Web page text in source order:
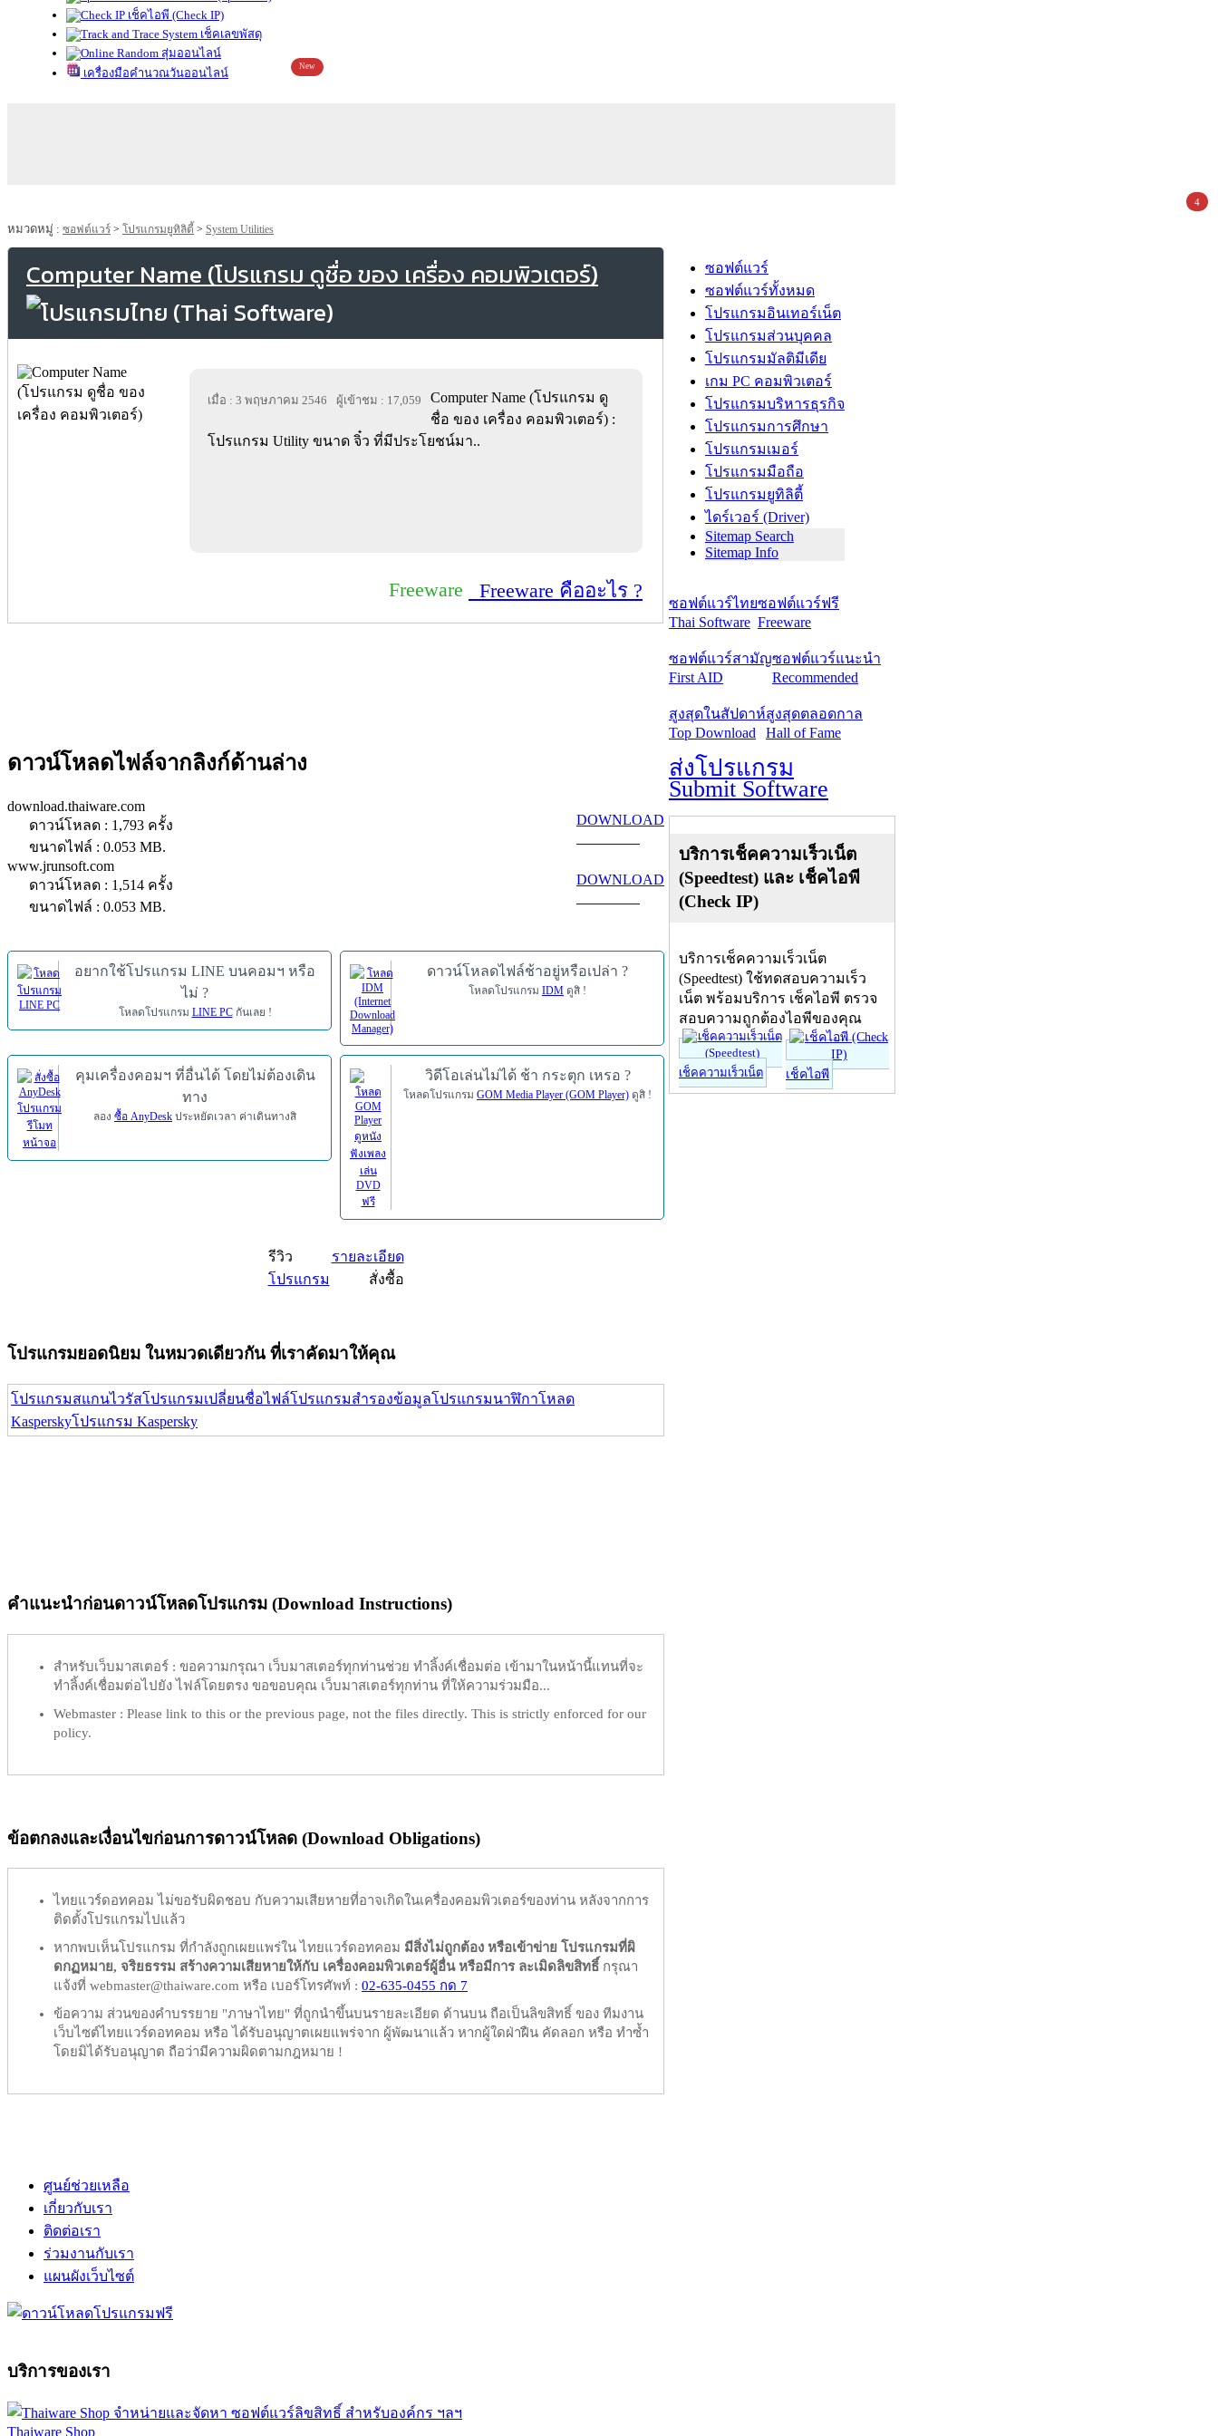
เช็คไอพี (Check IP)
เช็คเลขพัสดุ
สุ่มออนไลน์
เครื่องมือคำนวณวันออนไลน์
New
หมวดหมู่ : ซอฟต์แวร์ > โปรแกรมยูทิลิตี้ > System Utilities
Computer Name (โปรแกรม ดูชื่อ ของ เครื่อง คอมพิวเตอร์)
เมื่อ : 3 พฤษภาคม 2546 ผู้เข้าชม : 17,059
Computer Name (โปรแกรม ดู
ชื่อ ของ เครื่อง คอมพิวเตอร์) :
โปรแกรม Utility ขนาด จิ๋ว ที่มีประโยชน์มา..
Freeware Freeware คืออะไร ?
ดาวน์โหลดไฟล์จากลิงก์ด้านล่าง
download.thaiware.com
ดาวน์โหลด : 1,793 ครั้ง
ขนาดไฟล์ : 0.053 MB.
DOWNLOAD
www.jrunsoft.com
ดาวน์โหลด : 1,514 ครั้ง
ขนาดไฟล์ : 0.053 MB.
DOWNLOAD
อยากใช้โปรแกรม LINE บนคอมฯ หรือ
ไม่ ?
โหลดโปรแกรม LINE PCกันเลย !
ดาวน์โหลดไฟล์ช้าอยู่หรือเปล่า ?
โหลดโปรแกรม IDM ดูสิ !
คุมเครื่องคอมฯ ที่อื่นได้ โดยไม่ต้องเดิน
ทาง
ลอง ซื้อ AnyDesk ประหยัดเวลา ค่าเดินทางสิ
วิดีโอเล่นไม่ได้ ช้า กระตุก เหรอ ?
โหลดโปรแกรม GOM Media Player (GOM Player) ดูสิ !
รีวิว
รายละเอียด
โปรแกรม
สั่งซื้อ
โปรแกรมยอดนิยม ในหมวดเดียวกัน ที่เราคัดมาให้คุณ
โปรแกรมสแกนไวรัสโปรแกรมเปลี่ยนชื่อไฟล์โปรแกรมสำรองข้อมูลโปรแกรมนาฬิกาโหลด
Kasperskyโปรแกรม Kaspersky
คำแนะนำก่อนดาวน์โหลดโปรแกรม (Download Instructions)
สำหรับเว็บมาสเตอร์ : ขอความกรุณา เว็บมาสเตอร์ทุกท่านช่วย ทำลิ้งค์เชื่อมต่อ เข้ามาในหน้านี้แทนที่จะ
ทำลิ้งค์เชื่อมต่อไปยัง ไฟล์โดยตรง ขอขอบคุณ เว็บมาสเตอร์ทุกท่าน ที่ให้ความร่วมมือ...
Webmaster : Please link to this or the previous page, not the files directly. This is strictly enforced for our
policy.
ข้อตกลงและเงื่อนไขก่อนการดาวน์โหลด (Download Obligations)
ไทยแวร์ดอทคอม ไม่ขอรับผิดชอบ กับความเสียหายที่อาจเกิดในเครื่องคอมพิวเตอร์ของท่าน หลังจากการ
ติดตั้งโปรแกรมไปแล้ว
หากพบเห็นโปรแกรม ที่กำลังถูกเผยแพร่ใน ไทยแวร์ดอทคอม มีสิ่งไม่ถูกต้อง หรือเข้าข่าย โปรแกรมที่ผิ
ดกฏหมาย, จริยธรรม สร้างความเสียหายให้กับ เครื่องคอมพิวเตอร์ผู้อื่น หรือมีการ ละเมิดลิขสิทธิ์ กรุณา
แจ้งที่ webmaster@thaiware.com หรือ เบอร์โทรศัพท์ : 02-635-0455 กด 7
ข้อความ ส่วนของคำบรรยาย "ภาษาไทย" ที่ถูกนำขึ้นบนรายละเอียด ด้านบน ถือเป็นลิขสิทธิ์ ของ ทีมงาน
เว็บไซต์ไทยแวร์ดอทคอม หรือ ได้รับอนุญาตเผยแพร่จาก ผู้พัฒนาแล้ว หากผู้ใดฝ่าฝืน คัดลอก หรือ ทำซ้ำ
โดยมิได้รับอนุญาต ถือว่ามีความผิดตามกฎหมาย !
ซอฟต์แวร์
ซอฟต์แวร์ทั้งหมด
โปรแกรมอินเทอร์เน็ต
โปรแกรมส่วนบุคคล
โปรแกรมมัลติมีเดีย
เกม PC คอมพิวเตอร์
โปรแกรมบริหารธุรกิจ
โปรแกรมการศึกษา
โปรแกรมเมอร์
โปรแกรมมือถือ
โปรแกรมยูทิลิตี้
ไดร์เวอร์ (Driver)
Sitemap Search
Sitemap Info
ซอฟต์แวร์ไทย
Thai Software
ซอฟต์แวร์ฟรี
Freeware
ซอฟต์แวร์สามัญ
First AID
ซอฟต์แวร์แนะนำ
Recommended
สูงสุดในสัปดาห์
Top Download
สูงสุดตลอดกาล
Hall of Fame
ส่งโปรแกรม
Submit Software
บริการเช็คความเร็วเน็ต
(Speedtest) และ เช็คไอพี
(Check IP)
บริการเช็คความเร็วเน็ต
(Speedtest) ใช้ทดสอบความเร็ว
เน็ต พร้อมบริการ เช็คไอพี ตรวจ
สอบความถูกต้องไอพีของคุณ
เช็คความเร็วเน็ต เช็คไอพี
ศูนย์ช่วยเหลือ
เกี่ยวกับเรา
ติดต่อเรา
ร่วมงานกับเรา
4
แผนผังเว็บไซต์
บริการของเรา
Thaiware Shop